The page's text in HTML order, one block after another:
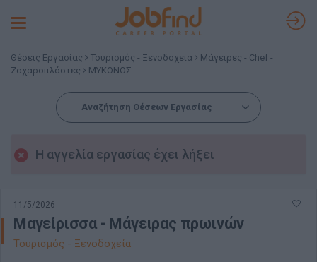
Toggle
Θέσεις Εργασίας Τουρισμός - Ξενοδοχεία
Μάγειρες - Chef -
Ζαχαροπλάστες
ΜΥΚΟΝΟΣ
Αναζήτηση Θέσεων Εργασίας
Η αγγελία εργασίας έχει λήξει
11/5/2026
Μαγείρισσα - Μάγειρας πρωινών
Τουρισμός - Ξενοδοχεία